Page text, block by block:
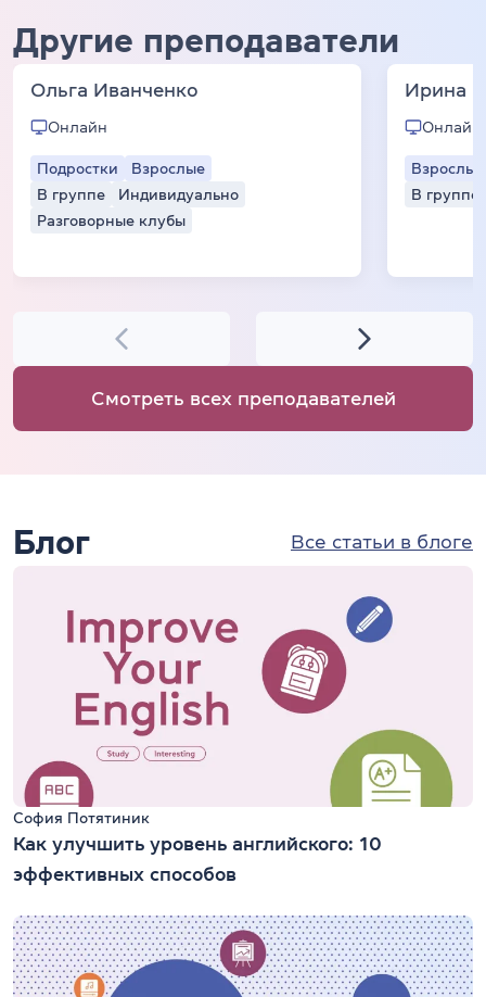
Другие преподаватели
Ольга Иванченко
Онлайн
Подростки
Взрослые
В группе
Индивидуально
Разговорные клубы
Ирина
Онлайн
Взрослые
В группе
Смотреть всех преподавателей
Блог Все статьи в блоге
София Потятиник
Как улучшить уровень английского: 10
эффективных способов